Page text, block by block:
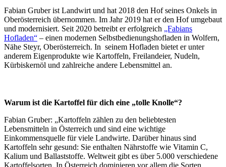
Fabian Gruber ist Landwirt und hat 2018 den Hof seines Onkels in
Oberösterreich übernommen. Im Jahr 2019 hat er den Hof umgebaut
und modernisiert. Seit 2020 betreibt er erfolgreich „Fabians
Hofladen“ – einen modernen Selbstbedienungshofladen in Wolfern,
Nähe Steyr, Oberösterreich. In seinem Hofladen bietet er unter
anderem Eigenprodukte wie Kartoffeln, Freilandeier, Nudeln,
Kürbiskernöl und zahlreiche andere Lebensmittel an.
Warum ist die Kartoffel für dich eine „tolle Knolle“?
Fabian Gruber: „Kartoffeln zählen zu den beliebtesten
Lebensmitteln in Österreich und sind eine wichtige
Einkommensquelle für viele Landwirte. Darüber hinaus sind
Kartoffeln sehr gesund: Sie enthalten Nährstoffe wie Vitamin C,
Kalium und Ballaststoffe. Weltweit gibt es über 5.000 verschiedene
Kartoffelsorten. In Österreich dominieren vor allem die Sorten